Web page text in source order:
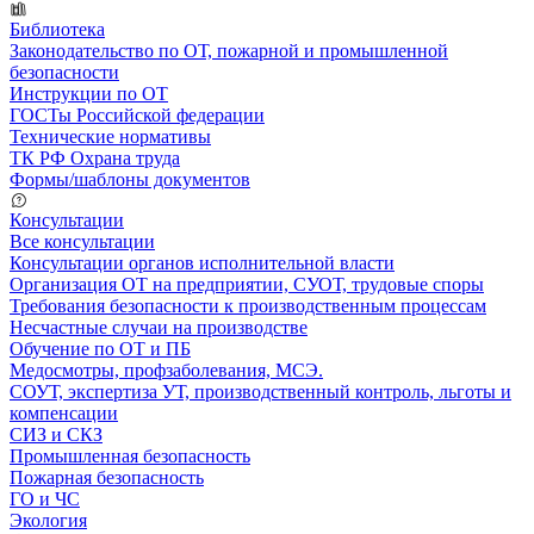
Библиотека
Законодательство по ОТ, пожарной и промышленной
безопасности
Инструкции по ОТ
ГОСТы Российской федерации
Технические нормативы
ТК РФ Охрана труда
Формы/шаблоны документов
Консультации
Все консультации
Консультации органов исполнительной власти
Организация ОТ на предприятии, СУОТ, трудовые споры
Требования безопасности к производственным процессам
Несчастные случаи на производстве
Обучение по ОТ и ПБ
Медосмотры, профзаболевания, МСЭ.
СОУТ, экспертиза УТ, производственный контроль, льготы и
компенсации
СИЗ и СКЗ
Промышленная безопасность
Пожарная безопасность
ГО и ЧС
Экология